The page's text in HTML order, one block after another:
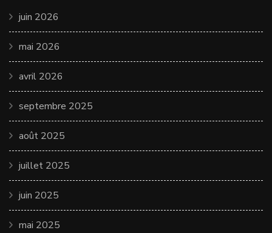
juin 2026
mai 2026
avril 2026
septembre 2025
août 2025
juillet 2025
juin 2025
mai 2025